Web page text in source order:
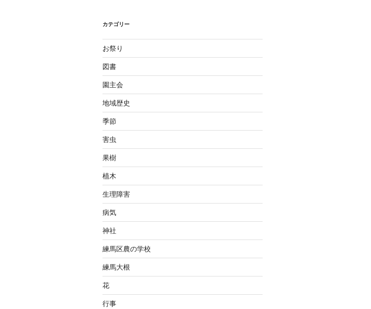
カテゴリー
お祭り
図書
園主会
地域歴史
季節
害虫
果樹
植木
生理障害
病気
神社
練馬区農の学校
練馬大根
花
行事